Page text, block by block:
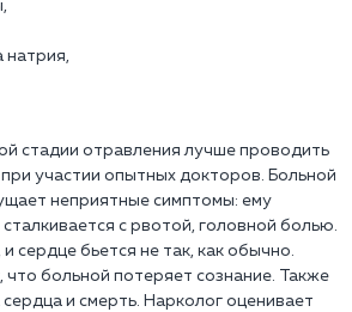
натрия,
стадии отравления лучше проводить
участии опытных докторов. Больной
неприятные симптомы: ему
с рвотой, головной болью.
сердце бьется не так, как обычно.
что больной потеряет сознание. Также
и смерть. Нарколог оценивает